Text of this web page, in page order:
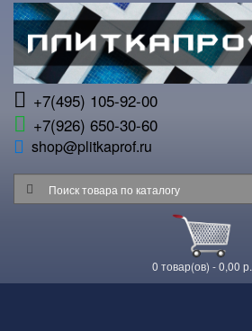
+7(495) 105-92-00
+7(926) 650-30-60
shop@plitkaprof.ru
0 товар(ов) - 0,00 р.